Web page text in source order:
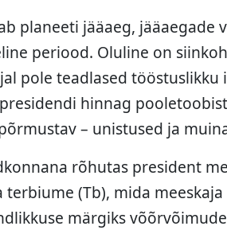
planeeti jääaeg, jääaegade
periood. Oluline on
pole teadlased tööstuslikku
hinnag
– unistused ja
rõhutas president
terbiume (Tb), mida
märgiks